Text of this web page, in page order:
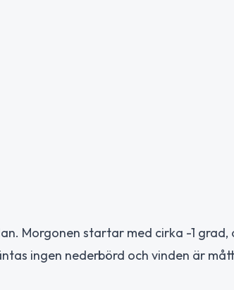
Morgonen startar med cirka -1 grad,
ingen nederbörd och vinden är